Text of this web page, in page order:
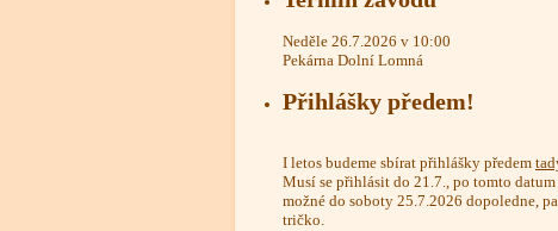
in
Neděle 26.7.2026 v 10:00
Pekárna Dolní Lomná
Přihlášky předem!
I letos budeme sbírat přihlášky předem
Musí se přihlásit do 21.7., po tomto
možné do soboty 25.7.2026 dopoledne,
tričko.